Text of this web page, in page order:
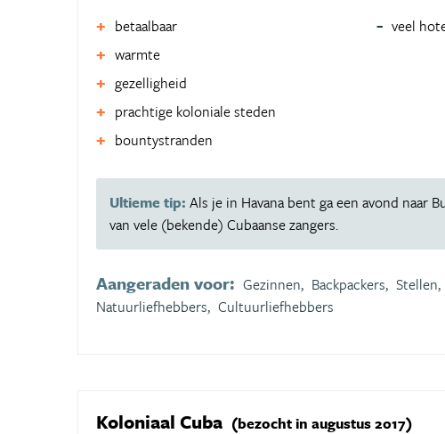
betaalbaar
warmte
gezelligheid
prachtige koloniale steden
bountystranden
veel
Ultieme tip: Als je in Havana bent ga een avond naar
van vele (bekende) Cubaanse zangers.
Aangeraden voor: Gezinnen, Backpackers, Stellen,
Natuurliefhebbers, Cultuurliefhebbers
Koloniaal Cuba (bezocht in augustus 2017)